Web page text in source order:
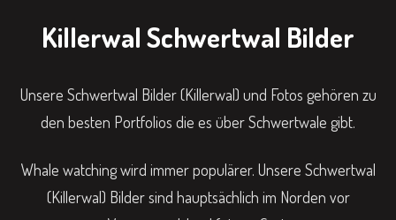
Killerwal Schwertwal Bilder
Unsere Schwertwal Bilder (Killerwal) und Fotos gehören zu
den besten Portfolios die es über Schwertwale gibt.
Whale watching wird immer populärer. Unsere Schwertwal
(Killerwal) Bilder sind hauptsächlich im Norden vor